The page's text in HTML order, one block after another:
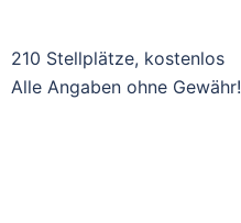
210 Stellplätze, kostenlos
Alle Angaben ohne Gewähr!